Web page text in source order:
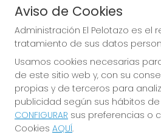
Empresas
Compra en SELAE
Peñas
Boletos digitales
Registro
CONTACTO
ADMINISTRACION DE LOTERIAS:
OFICIAL: 21300
Aviso de Cookies
Administración El Pelotazo es el
tratamiento de sus datos
Usamos cookies necesarias
de este sitio web y, con su
propias y de terceros para
publicidad según sus hábitos
CONFIGURAR sus preferencias o
Cookies AQUÍ.